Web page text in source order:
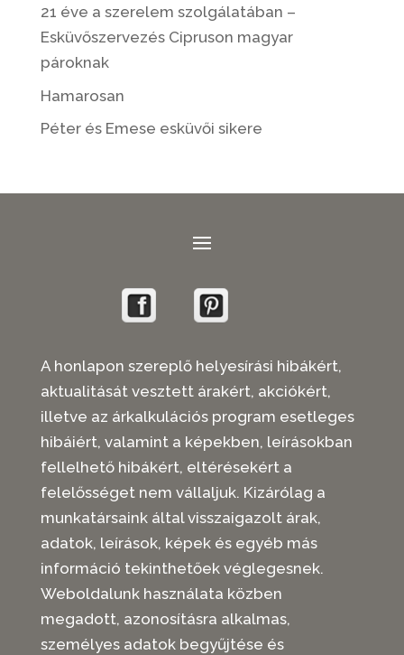
21 éve a szerelem szolgálatában –
Esküvőszervezés Cipruson magyar
pároknak
Hamarosan
Péter és Emese esküvői sikere
A honlapon szereplő helyesírási hibákért,
aktualitását vesztett árakért, akciókért,
illetve az árkalkulációs program esetleges
hibáiért, valamint a képekben, leírásokban
fellelhető hibákért, eltérésekért a
felelősséget nem vállaljuk. Kizárólag a
munkatársaink által visszaigazolt árak,
adatok, leírások, képek és egyéb más
információ tekinthetőek véglegesnek.
Weboldalunk használata közben
megadott, azonosításra alkalmas,
személyes adatok begyűjtése és